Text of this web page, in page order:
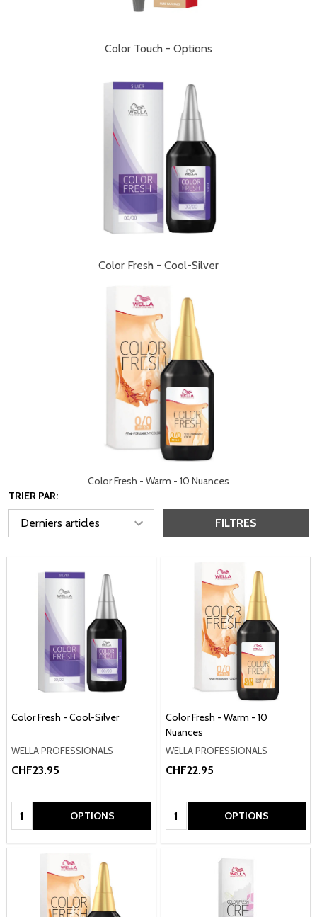
Color Touch - Options
Color Fresh - Cool-Silver
Color Fresh - Warm - 10 Nuances
TRIER PAR:
FILTRES
Color Fresh - Cool-Silver
WELLA PROFESSIONALS
CHF23.95
Quantité: OPTIONS
Color Fresh - Warm - 10
Nuances
WELLA PROFESSIONALS
CHF22.95
Quantité: OPTIONS